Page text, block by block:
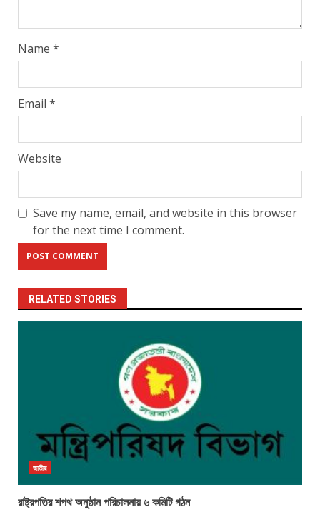
Name *
Email *
Website
Save my name, email, and website in this browser
for the next time I comment.
RELATED STORIES
জাতীয়
রাষ্ট্রপতির শপথ অনুষ্ঠান পরিচালনায় ৬ কমিটি গঠন